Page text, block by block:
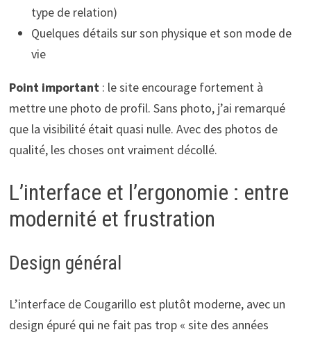
type de relation)
Quelques détails sur son physique et son mode de
vie
Point important: le site encourage fortement à
mettre une photo de profil. Sans photo, j’ai remarqué
que la visibilité était quasi nulle. Avec des photos de
qualité, les choses ont vraiment décollé.
L’interface et l’ergonomie : entre
modernité et frustration
Design général
L’interface de Cougarillo est plutôt moderne, avec un
design épuré qui ne fait pas trop « site des années